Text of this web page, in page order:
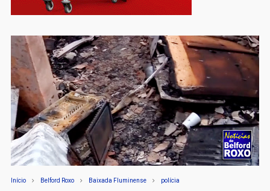
Início Belford Roxo Baixada Fluminense polícia